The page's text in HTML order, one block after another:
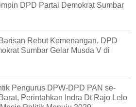
DPD Partai Demokrat Sumbar
Rebut Kemenangan, DPD
Sumbar Gelar Musda V di
Pengurus DPW-DPD PAN se-
Perintahkan Indra Dt Rajo Lelo